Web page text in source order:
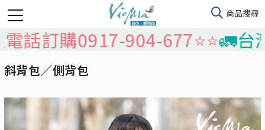
購0917-904-677⭐️⭐️🚛台灣本島
斜背包／側背包